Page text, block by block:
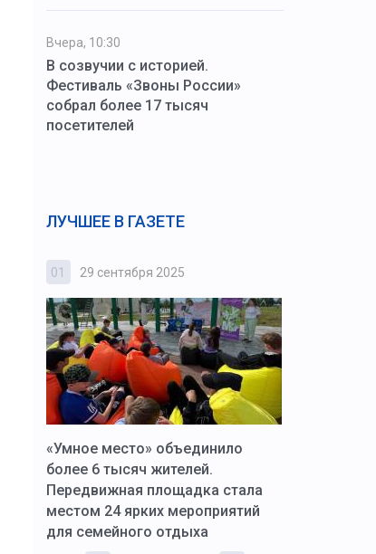
Вчера, 10:30
В созвучии с историей.
Фестиваль «Звоны России»
собрал более 17 тысяч
посетителей
ЛУЧШЕЕ В ГАЗЕТЕ
01 29 сентября 2025
«Умное место» объединило
более 6 тысяч жителей.
Передвижная площадка стала
местом 24 ярких мероприятий
для семейного отдыха